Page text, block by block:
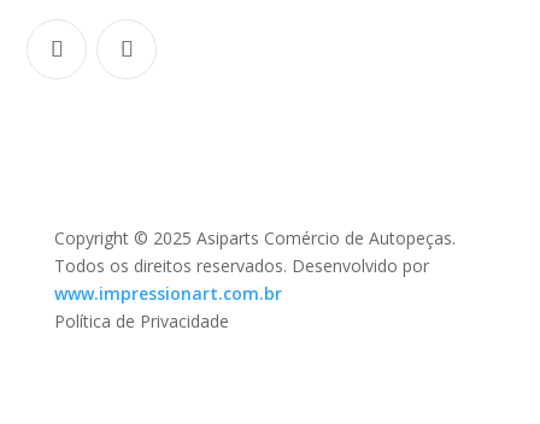
Copyright © 2025 Asiparts Comércio de Autopeças.
Todos os direitos reservados. Desenvolvido por
www.impressionart.com.br
Política de Privacidade